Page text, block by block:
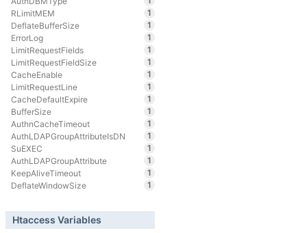
RLimitMEM
1
DeflateBufferSize
1
ErrorLog
1
LimitRequestFields
1
LimitRequestFieldSize
1
CacheEnable
1
LimitRequestLine
1
CacheDefaultExpire
1
BufferSize
1
AuthnCacheTimeout
1
AuthLDAPGroupAttributeIsDN
1
SuEXEC
1
AuthLDAPGroupAttribute
1
KeepAliveTimeout
1
DeflateWindowSize
1
Htaccess Variables